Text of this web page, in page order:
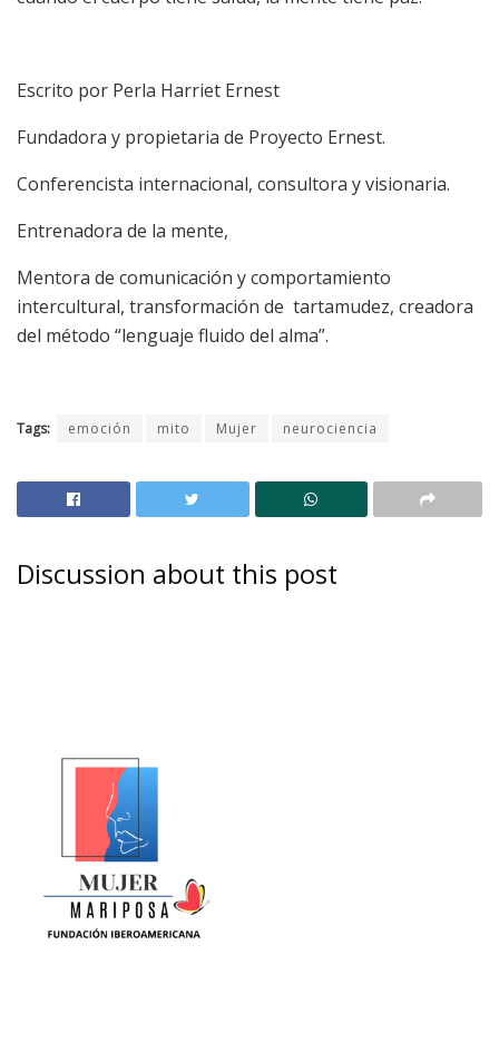
Escrito por Perla Harriet Ernest
Fundadora y propietaria de Proyecto Ernest.
Conferencista internacional, consultora y visionaria.
Entrenadora de la mente,
Mentora de comunicación y comportamiento
intercultural, transformación de tartamudez, creadora
del método “lenguaje fluido del alma”.
Tags: emoción mito Mujer neurociencia
Discussion about this post